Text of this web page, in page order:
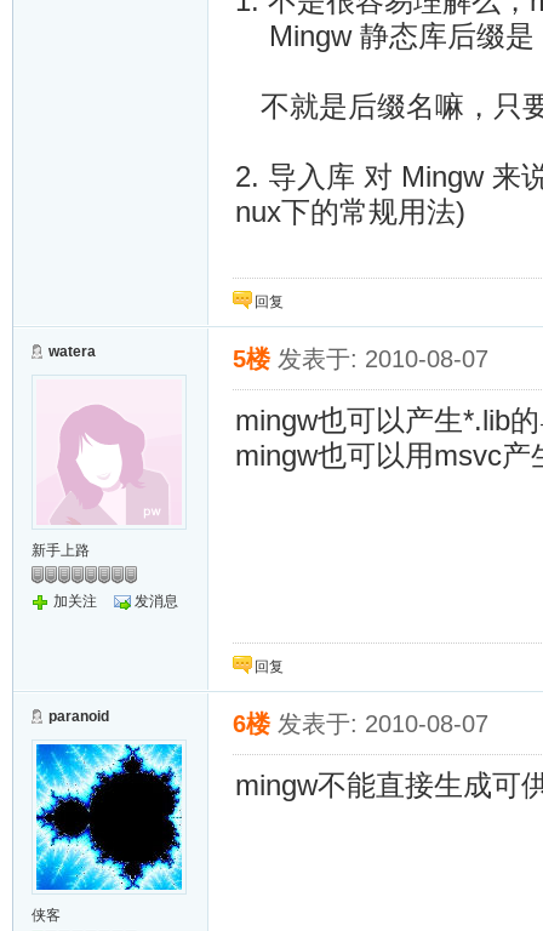
Mingw 静态库后缀是
不就是后缀名嘛，只
2. 导入库 对 Mingw 来
nux下的常规用法)
回复
watera
新手上路
加关注 发消息
5楼 发表于: 2010-08-07
mingw也可以产生*.lib
mingw也可以用msvc产
回复
paranoid
侠客
6楼 发表于: 2010-08-07
mingw不能直接生成可